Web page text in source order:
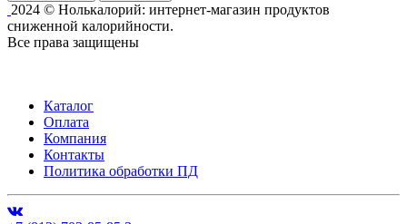
2024 © Нолькалорий: интернет-магазин продуктов
сниженной калорийности.
Все права защищены
Каталог
Оплата
Компания
Контакты
Политика обработки ПД